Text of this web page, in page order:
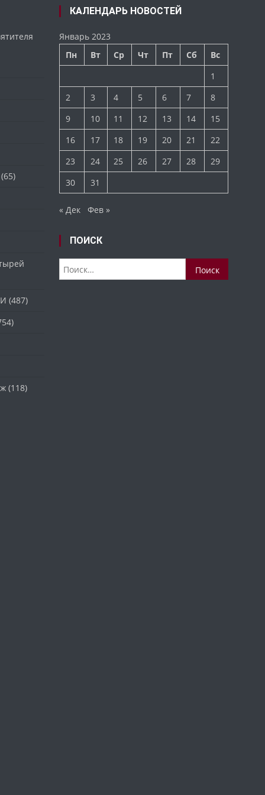
(65)
(487)
(118)
КАЛЕНДАРЬ НОВОСТЕЙ
Январь 2023
Пн
Вт Ср Чт Пт Сб
Вс
1
2
3 4 5 6 7
8
9
10 11 12 13 14
15
16
17 18 19 20 21
22
23
24 25 26 27 28
29
30
31
« Дек Фев »
ПОИСК
Найти: